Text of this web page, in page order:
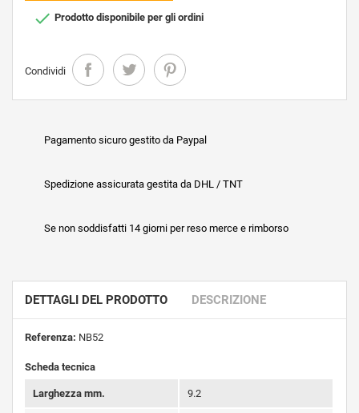
 Prodotto disponibile per gli ordini
Condividi
Pagamento sicuro gestito da Paypal
Spedizione assicurata gestita da DHL / TNT
Se non soddisfatti 14 giorni per reso merce e rimborso
DETTAGLI DEL PRODOTTO DESCRIZIONE
Referenza: NB52
Scheda tecnica
Larghezza mm. 9.2